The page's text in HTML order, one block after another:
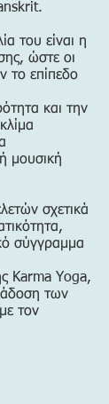
του είναι η
ώστε οι
το επίπεδο
και την
μουσική
σχετικά
σύγγραμμα
Karma Yoga,
των
τον